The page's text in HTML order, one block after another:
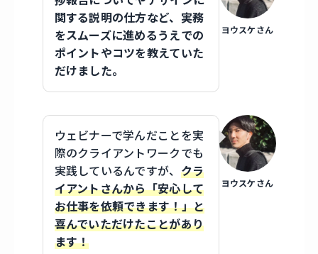
ヨウスケさん
関する説明の仕方など、実務
をスムーズに進めるうえでの
ポイントやコツを教えていた
だけました。
ヨウスケさん
ウェビナーで学んだことを実
際のクライアントワークでも
実践しているんですが、 クラ
イアントさんから「安心して
お仕事を依頼できます！」と
喜んでいただけたことがあり
ます！